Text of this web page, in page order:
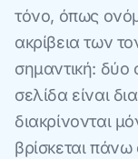
τόνο, όπως
ακρίβεια των
σημαντική:
σελίδα είναι
διακρίνονται
βρίσκεται